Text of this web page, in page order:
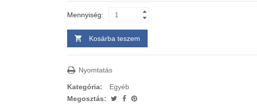
Mennyiség:
Kosárba teszem
Nyomtatás
Kategória:
Egyéb
Megosztás: